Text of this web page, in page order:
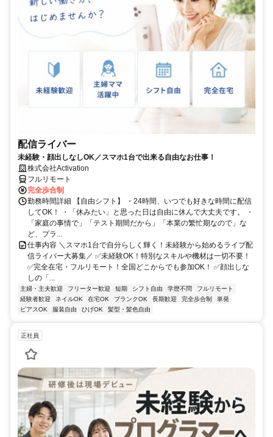
配信ライバー
未経験・顔出しなしOK／スマホ1台で出来る自由なお仕事！
株式会社Activation
フルリモート
完全歩合制
勤務時間詳細 【自由シフト】 ・24時間、いつでも好きな時間に配信
してOK！ ・「休みたい」と思った日は自由に休んで大丈夫です。 ・
「家庭の事情で」「テスト期間だから」「本業の繁忙期なので」な
ど、プラ...
仕事内容 ＼スマホ1台で自分らしく輝く！未経験から始めるライブ配
信ライバー大募集／ ✅未経験OK！特別なスキルや機材は一切不要！
✅完全在宅・フルリモート！全国どこからでも参加OK！ ✅顔出しな
しの「...
主婦・主夫歓迎 フリーター歓迎 短期 シフト自由 学歴不問
フルリモート
経験者歓迎
ネイルOK 在宅OK ブランクOK 長期歓迎 完全歩合制
単発
ピアスOK
服装自由 ひげOK 髪型・髪色自由
正社員